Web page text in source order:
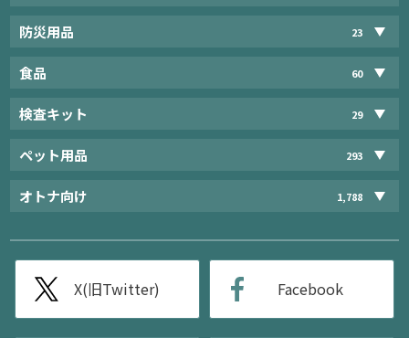
防災用品 23
食品 60
検査キット 29
ペット用品 293
オトナ向け 1,788
X(旧Twitter) Facebook